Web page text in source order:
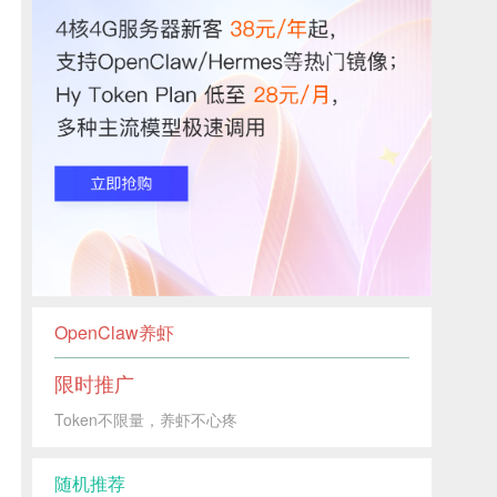
OpenClaw养虾
限时推广
Token不限量，养虾不心疼
随机推荐